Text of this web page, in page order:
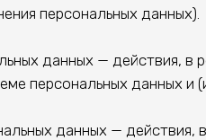
персональных данных).
данных — действия, в
персональных данных и
данных — действия,